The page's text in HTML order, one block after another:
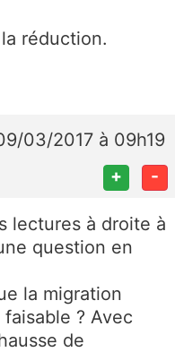
réduction.
03/2017 à 09h19
+ -
lectures à droite à
question en
la migration
? Avec
de